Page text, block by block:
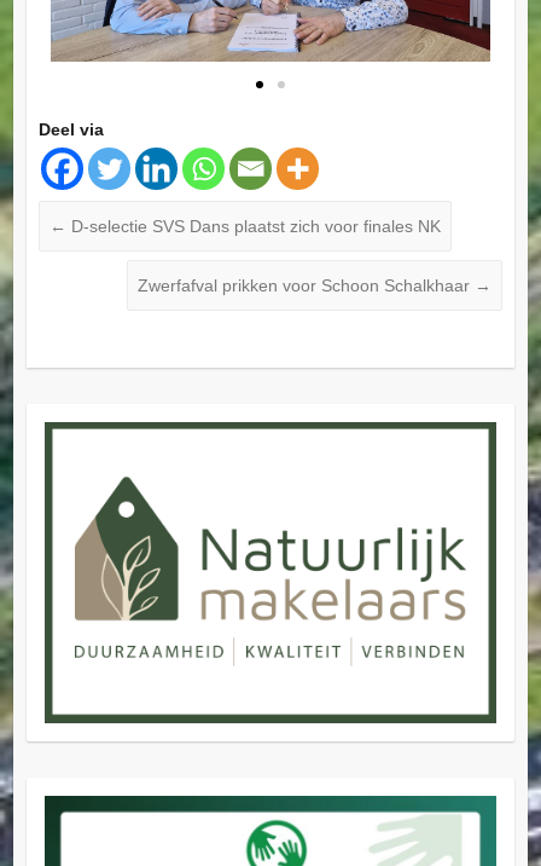
Deel via
← D-selectie SVS Dans plaatst zich voor finales NK
Zwerfafval prikken voor Schoon Schalkhaar →